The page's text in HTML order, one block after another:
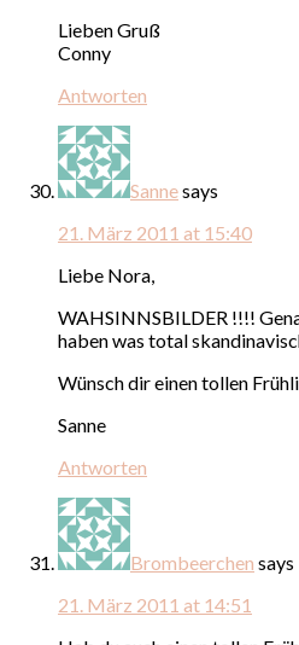
Lieben Gruß
Conny
Antworten
Sannesays
21. März 2011 at 15:40
Liebe Nora,
WAHSINNSBILDER !!!!
haben was total
Wünsch dir einen tollen
Sanne
Antworten
Brombeerchen says
21. März 2011 at 14:51